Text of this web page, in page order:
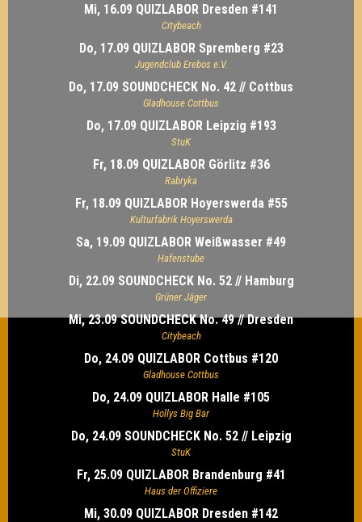
Mi, 16.09 QUIZLABOR Dresden #141
Citybeach
Do, 17.09 QUIZLABOR Spremberg #23
Jugendclub Erebos e.V.
Do, 17.09 SOUNDCHECK No. 42 // Cottbus
Gladhouse Cottbus
Do, 17.09 QUIZLABOR Leipzig #193
StuK
Fr, 18.09 QUIZLABOR Görlitz #36
Rabryka
Fr, 18.09 QUIZLABOR Hoyerswerda #55
Kulturfabrik Hoyerswerda
Sa, 19.09 QUIZLABOR Weißwasser #49
Hafenstube
Di, 22.09 SOUNDCHECK No. 52 // Hamburg
Grüner Jäger
Mi, 23.09 SOUNDCHECK No. 49 // Dresden
Citybeach
Do, 24.09 QUIZLABOR Cottbus #120
Gladhouse Cottbus
Do, 24.09 QUIZLABOR Halle #105
Hollys Big Bar
Do, 24.09 SOUNDCHECK No. 52 // Leipzig
StuK
Fr, 25.09 QUIZLABOR Brandenburg #41
Haus der Offiziere
Mi, 30.09 QUIZLABOR Dresden #142